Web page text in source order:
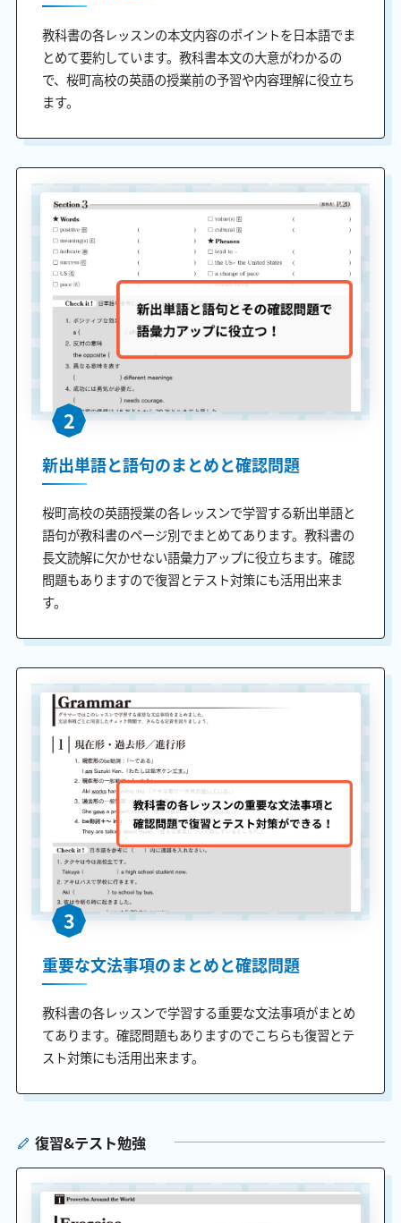
教科書の各レッスンの本文内容のポイントを日本語でま
とめて要約しています。教科書本文の大意がわかるの
で、桜町高校の英語の授業前の予習や内容理解に役立ち
ます。
2
新出単語と語句のまとめと確認問題
桜町高校の英語授業の各レッスンで学習する新出単語と
語句が教科書のページ別でまとめてあります。教科書の
長文読解に欠かせない語彙力アップに役立ちます。確認
問題もありますので復習とテスト対策にも活用出来ま
す。
3
重要な文法事項のまとめと確認問題
教科書の各レッスンで学習する重要な文法事項がまとめ
てあります。確認問題もありますのでこちらも復習とテ
スト対策にも活用出来ます。
復習&テスト勉強